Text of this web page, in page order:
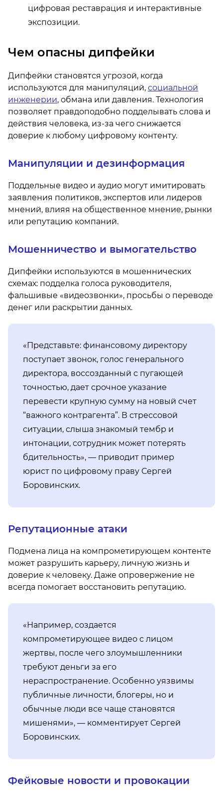
цифровая реставрация и интерактивные
экспозиции.
Чем опасны дипфейки
Дипфейки становятся угрозой, когда
используются для манипуляций, социальной
инженерии, обмана или давления. Технология
позволяет правдоподобно подделывать слова и
действия человека, из-за чего снижается
доверие к любому цифровому контенту.
Манипуляции и дезинформация
Поддельные видео и аудио могут имитировать
заявления политиков, экспертов или лидеров
мнений, влияя на общественное мнение, рынки
или репутацию компаний.
Мошенничество и вымогательство
Дипфейки используются в мошеннических
схемах: подделка голоса руководителя,
фальшивые «видеозвонки», просьбы о переводе
денег или раскрытии данных.
«Представьте: финансовому директору
поступает звонок, голос генерального
директора, воссозданный с пугающей
точностью, дает срочное указание
перевести крупную сумму на новый счет
“важного контрагента”. В стрессовой
ситуации, слыша знакомый тембр и
интонации, сотрудник может потерять
бдительность», — приводит пример
юрист по цифровому праву Сергей
Боровинских.
Репутационные атаки
Подмена лица на компрометирующем контенте
может разрушить карьеру, личную жизнь и
доверие к человеку. Даже опровержение не
всегда помогает восстановить репутацию.
«Например, создается
компрометирующее видео с лицом
жертвы, после чего злоумышленники
требуют деньги за его
нераспространение. Особенно уязвимы
публичные личности, блогеры, но и
обычные люди все чаще становятся
мишенями», — комментирует Сергей
Боровинских.
Фейковые новости и провокации